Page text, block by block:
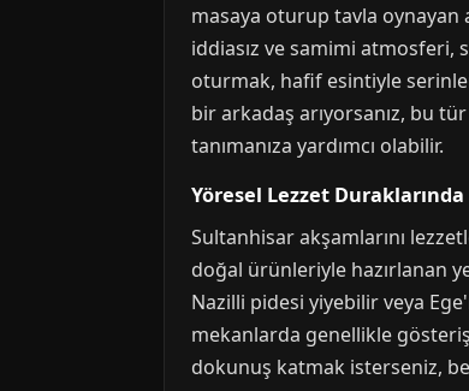
masaya oturup tavla oynayan
iddiasız ve samimi atmosferi,
oturmak, hafif esintiyle
bir arkadaş arıyorsanız, bu
tanımanıza yardımcı olabilir.
Yöresel Lezzet
Sultanhisar akşamlarını
doğal ürünleriyle hazırlanan
Nazilli pidesi yiyebilir veya
mekanlarda genellikle
dokunuş katmak isterseniz,